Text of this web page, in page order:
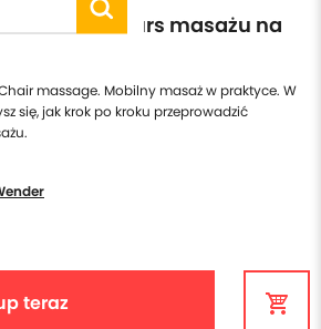
praktyce: kurs masażu na
massage. Mobilny masaż w praktyce. W
się, jak krok po kroku przeprowadzić
teraz